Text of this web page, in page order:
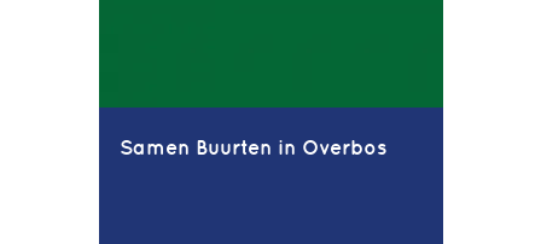
Samen Buurten in Overbos